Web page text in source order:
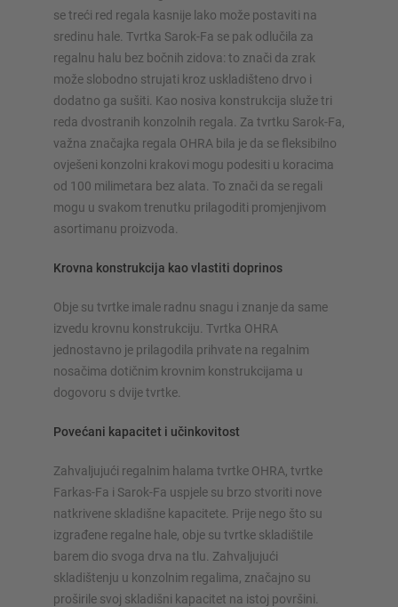
se treći red regala kasnije lako može postaviti na
sredinu hale. Tvrtka Sarok-Fa se pak odlučila za
regalnu halu bez bočnih zidova: to znači da zrak
može slobodno strujati kroz uskladišteno drvo i
dodatno ga sušiti. Kao nosiva konstrukcija služe tri
reda dvostranih konzolnih regala. Za tvrtku Sarok-Fa,
važna značajka regala OHRA bila je da se fleksibilno
ovješeni konzolni krakovi mogu podesiti u koracima
od 100 milimetara bez alata. To znači da se regali
mogu u svakom trenutku prilagoditi promjenjivom
asortimanu proizvoda.
Krovna konstrukcija kao vlastiti doprinos
Obje su tvrtke imale radnu snagu i znanje da same
izvedu krovnu konstrukciju. Tvrtka OHRA
jednostavno je prilagodila prihvate na regalnim
nosačima dotičnim krovnim konstrukcijama u
dogovoru s dvije tvrtke.
Povećani kapacitet i učinkovitost
Zahvaljujući regalnim halama tvrtke OHRA, tvrtke
Farkas-Fa i Sarok-Fa uspjele su brzo stvoriti nove
natkrivene skladišne kapacitete. Prije nego što su
izgrađene regalne hale, obje su tvrtke skladištile
barem dio svoga drva na tlu. Zahvaljujući
skladištenju u konzolnim regalima, značajno su
proširile svoj skladišni kapacitet na istoj površini.